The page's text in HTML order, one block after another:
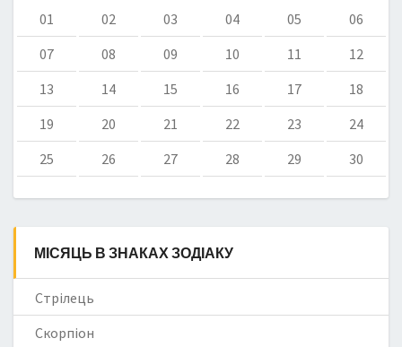
01 02 03 04 05
06
07
08 09 10 11
12
13
14 15 16 17
18
19
20 21 22 23
24
25
26 27 28 29 30
МІСЯЦЬ В ЗНАКАХ ЗОДІАКУ
Стрілець
Скорпіон